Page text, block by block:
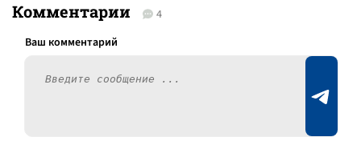
Комментарии 4